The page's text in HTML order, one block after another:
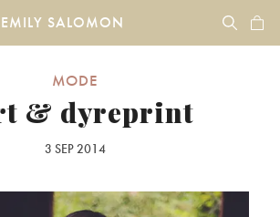
EMILY SALOMON
MODE
& dyreprint
3 SEP 2014